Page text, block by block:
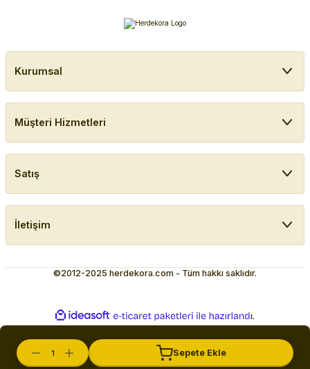
Sepete Ekle
Kurumsal
Müşteri Hizmetleri
Satış
İletişim
©2012-2025 herdekora.com - Tüm hakkı saklıdır.
ideasoft
e-
ticaret
hazırlandı.